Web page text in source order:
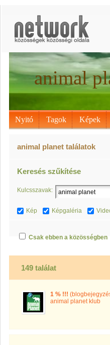
animal
Nyitó Tagok Képek
animal planet találatok
Keresés szűkítése
Kulcsszavak:
Kép Képgaléria
Csak ebben a közösségben
149 találat
1 % !!!
animal planet klub